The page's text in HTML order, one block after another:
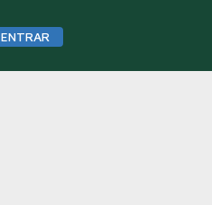
ENTRAR